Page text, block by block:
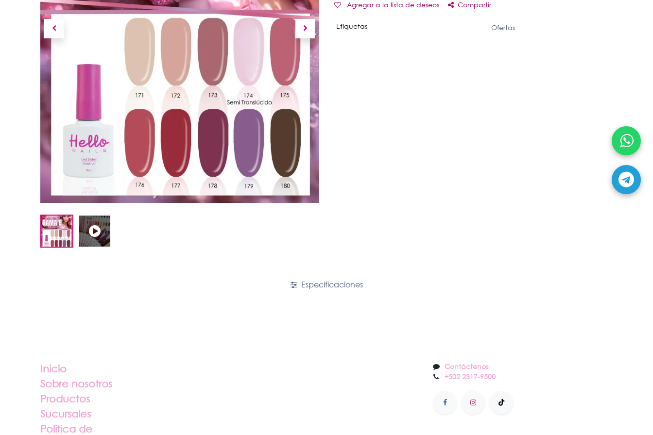
Agregar a la lista de deseos Compartir
Etiquetas Ofertas
Especificaciones
Inicio
Sobre nosotros
Productos
Sucursales
Politica de
Contáctenos
+502 2317-9500